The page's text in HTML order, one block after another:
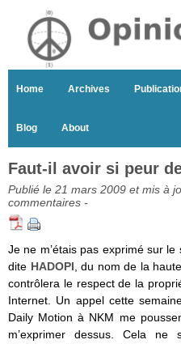
Home Archives
Blog About
Faut-il avoir si peur
Publié le 21 mars 2009 et mis à
commentaires -
Je ne m’étais pas exprimé sur
dite HADOPI , du nom de la
contrôlera le respect de la
Internet. Un appel cette
Daily Motion à NKM me
m’exprimer dessus. Cela